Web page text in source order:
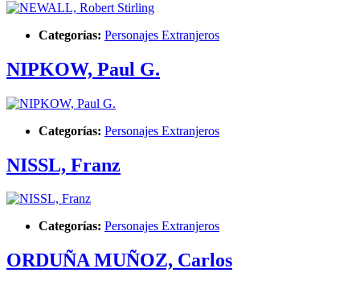
Categorías: Personajes Extranjeros
NIPKOW, Paul G.
Categorías: Personajes Extranjeros
NISSL, Franz
Categorías: Personajes Extranjeros
ORDUÑA MUÑOZ, Carlos